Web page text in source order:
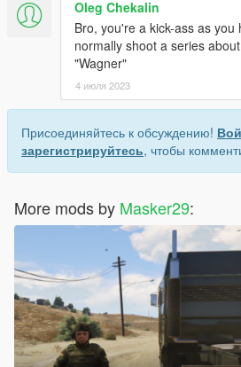
Oleg Chekalin
Bro, you're a kick-ass as you
normally shoot a series
"Wagner"
4 июля 2023
Присоединяйтесь к обсуждению!
зарегистрируйтесь, чтобы
More mods by Masker29: